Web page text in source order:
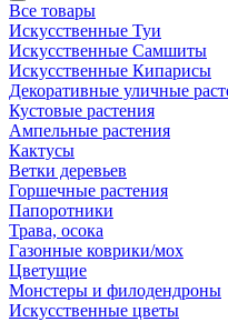
Все товары
Искусственные Туи
Искусственные Самшиты
Искусственные Кипарисы
Декоративные уличные
Кустовые растения
Ампельные растения
Кактусы
Ветки деревьев
Горшечные растения
Папоротники
Трава, осока
Газонные коврики/мох
Цветущие
Монстеры и филодендроны
Искусственные цветы